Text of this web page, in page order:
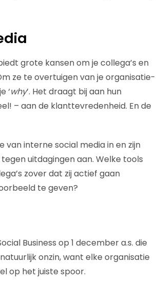
grote kansen om je collega’s en
ze te overtuigen van je organisatie-
‘why’. Het draagt bij aan hun
– aan de klanttevredenheid. En de
van interne social media in en zijn
uitdagingen aan. Welke tools
zover dat zij actief gaan
te geven?
Business op 1 december a.s. die
onzin, want elke organisatie
op het juiste spoor.